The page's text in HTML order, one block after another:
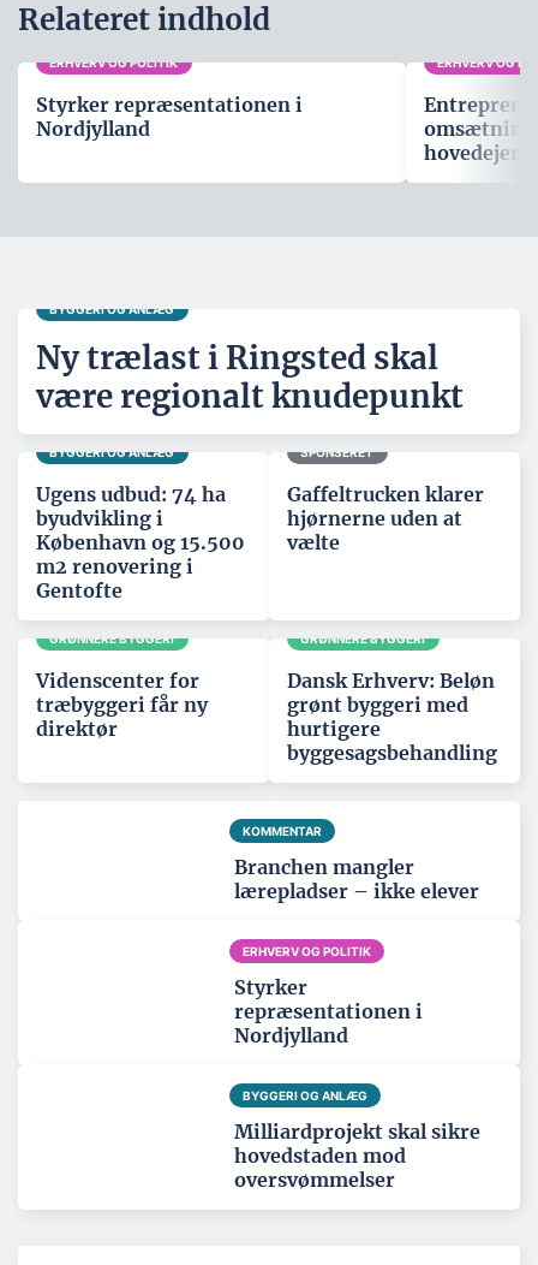
Relateret indhold
ERHVERV OG POLITIK
Styrker repræsentationen i
Nordjylland
ERHVERV OG
omsætning
hovedejer
BYGGERI OG ANLÆG
Ny trælast i Ringsted skal
være regionalt knudepunkt
BYGGERI OG ANLÆG
Ugens udbud: 74 ha
byudvikling i
København og 15.500
m2 renovering i
Gentofte
SPONSERET
Gaffeltrucken klarer
hjørnerne uden at
vælte
GRØNNERE BYGGERI
Videnscenter for
træbyggeri får ny
direktør
GRØNNERE BYGGERI
Dansk Erhverv: Beløn
grønt byggeri med
hurtigere
byggesagsbehandling
KOMMENTAR
Branchen mangler
lærepladser – ikke elever
ERHVERV OG POLITIK
Styrker
repræsentationen i
Nordjylland
BYGGERI OG ANLÆG
Milliardprojekt skal sikre
hovedstaden mod
oversvømmelser